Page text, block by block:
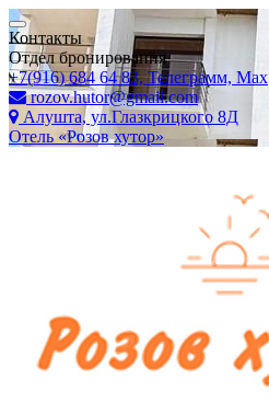
Контакты
Отдел бронирования
+7(916) 684 64 83, Телеграмм, Мах
rozov.hutor@gmail.com
Алушта, ул.Глазкрицкого 8Д
Отель «Розов хутор»